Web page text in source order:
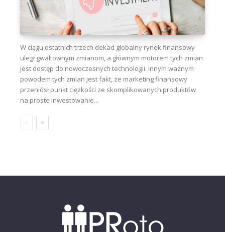
W ciągu ostatnich trzech dekad globalny rynek finansowy
uległ gwałtownym zmianom, a głównym motorem tych zmian
jest dostęp do nowoczesnych technologii. Innym ważnym
powodem tych zmian jest fakt, że marketing finansowy
przeniósł punkt ciężkości ze skomplikowanych produktów
na proste inwestowanie...